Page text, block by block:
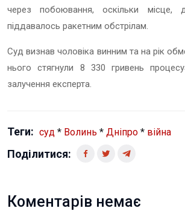
через побоювання, оскільки місце,
піддавалось ракетним обстрілам.
Суд визнав чоловіка винним та на рік
нього стягнули 8 330 гривень
залучення експерта.
Теги: суд * Волинь * Дніпро * війна
Поділитися:
Коментарів немає